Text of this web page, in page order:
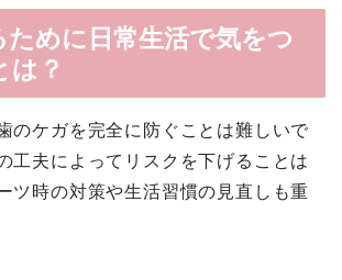
ために日常生活で気をつ
は？
のケガを完全に防ぐことは難しいで
工夫によってリスクを下げることは
ツ時の対策や生活習慣の見直しも重